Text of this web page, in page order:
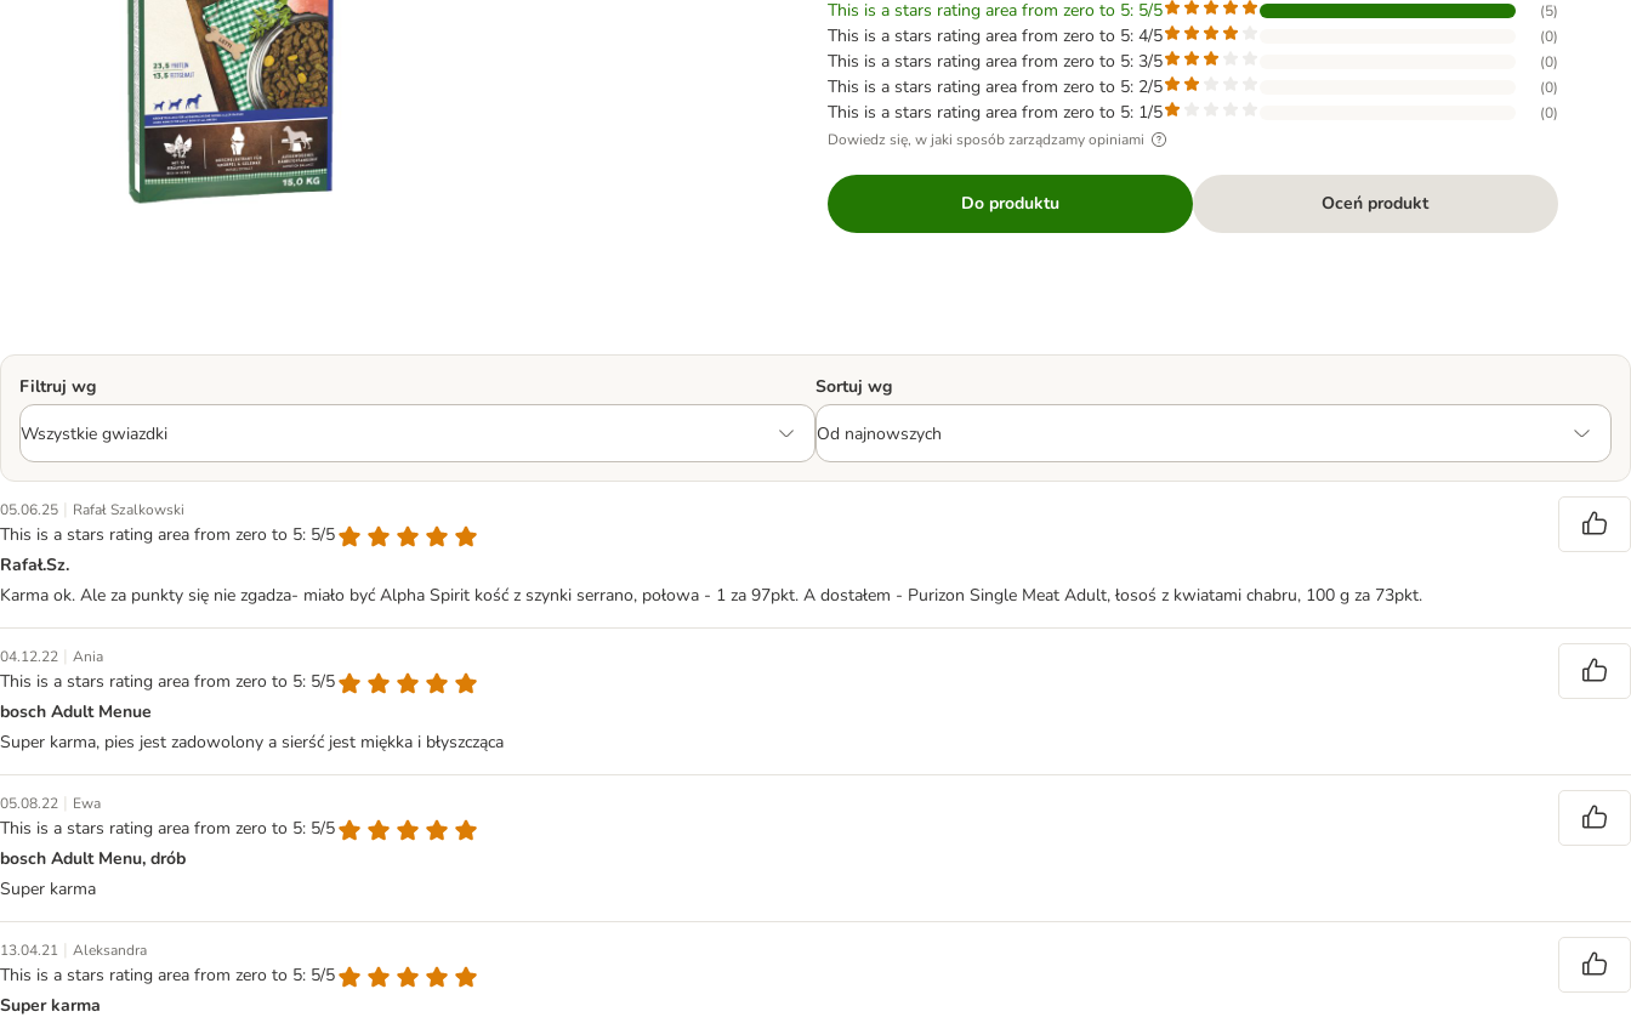
This is a stars rating area from zero to 5: 5/5 (5)
This is a stars rating area from zero to 5: 4/5 (0)
This is a stars rating area from zero to 5: 3/5 (0)
This is a stars rating area from zero to 5: 2/5 (0)
This is a stars rating area from zero to 5: 1/5 (0)
Dowiedz się, w jaki sposób zarządzamy opiniami
Do produktu Oceń produkt
Filtruj wg Sortuj wg
05.06.25 | Rafał Szalkowski
This is a stars rating area from zero to 5: 5/5
Rafał.Sz.
Karma ok. Ale za punkty się nie zgadza- miało być Alpha Spirit kość z szynki serrano, połowa - 1 za 97pkt. A dostałem - Purizon Single Meat Adult, łosoś z kwiatami chabru, 100 g za 73pkt.
04.12.22 | Ania
This is a stars rating area from zero to 5: 5/5
bosch Adult Menue
Super karma, pies jest zadowolony a sierść jest miękka i błyszcząca
05.08.22 | Ewa
This is a stars rating area from zero to 5: 5/5
bosch Adult Menu, drób
Super karma
13.04.21 | Aleksandra
This is a stars rating area from zero to 5: 5/5
Super karma